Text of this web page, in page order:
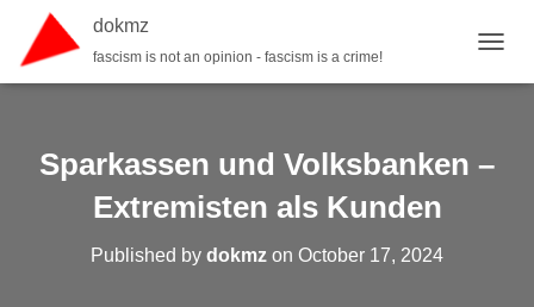
dokmz
fascism is not an opinion - fascism is a crime!
Sparkassen und Volksbanken –
Extremisten als Kunden
Published by dokmz on October 17, 2024